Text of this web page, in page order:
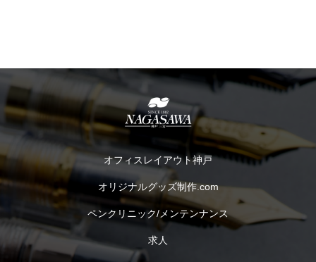
オフィスレイアウト神戸
オリジナルグッズ制作.com
ペンクリニック/メンテンナンス
求人